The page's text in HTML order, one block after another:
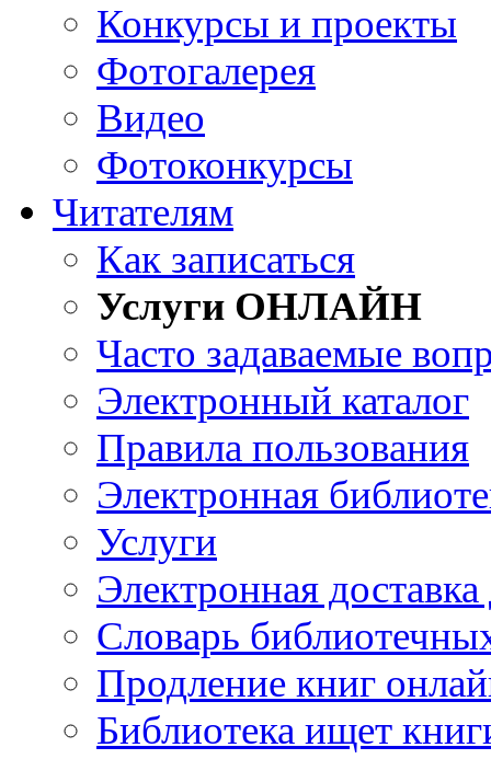
Конкурсы и проекты
Фотогалерея
Видео
Фотоконкурсы
Читателям
Как записаться
Услуги ОНЛАЙН
Часто задаваемые
Электронный каталог
Правила пользования
Электронная
Услуги
Электронная
Словарь
Продление книг
Библиотека ищет